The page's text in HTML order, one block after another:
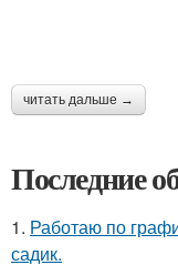
читать дальше →
Последние
1. Работаю по
садик.